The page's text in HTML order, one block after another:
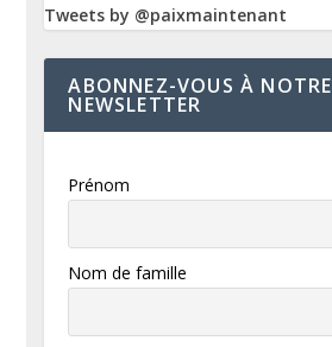
Tweets by @paixmaintenant
ABONNEZ-VOUS À NOTRE
NEWSLETTER
Prénom
Nom de famille